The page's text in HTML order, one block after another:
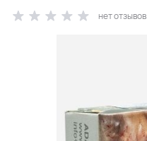
нет отзывов